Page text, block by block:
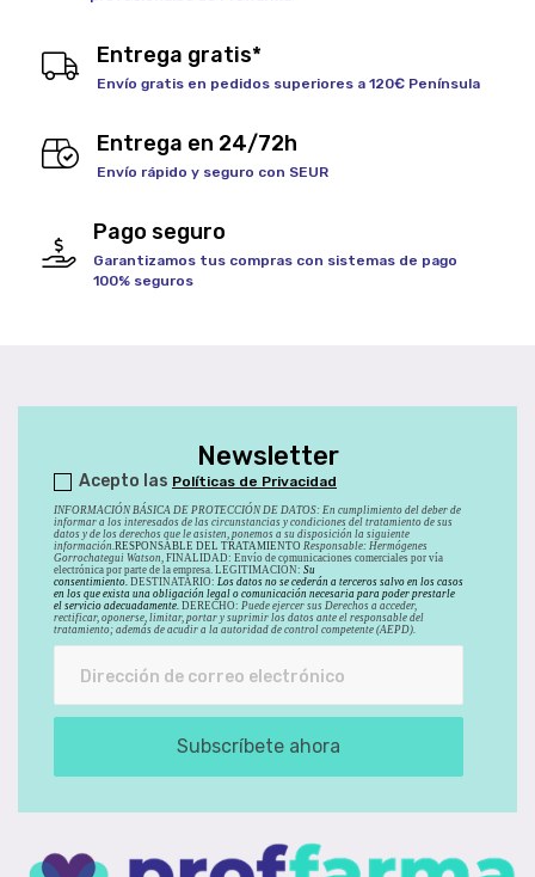
Entrega gratis*
Envío gratis en pedidos superiores a 120€ Península
Entrega en 24/72h
Envío rápido y seguro con SEUR
Pago seguro
Garantizamos tus compras con sistemas de pago
100% seguros
Newsletter
Acepto las Políticas de Privacidad
INFORMACIÓN BÁSICA DE PROTECCIÓN DE DATOS: En cumplimiento del deber de
informar a los interesados de las circunstancias y condiciones del tratamiento de sus
datos y de los derechos que le asisten, ponemos a su disposición la siguiente
información.RESPONSABLE DEL TRATAMIENTO Responsable: Hermógenes
Gorrochategui Watson, FINALIDAD: Envío de comunicaciones comerciales por vía
electrónica por parte de la empresa. LEGITIMACIÓN: Su
consentimiento. DESTINATARIO: Los datos no se cederán a terceros salvo en los casos
en los que exista una obligación legal o comunicación necesaria para poder prestarle
el servicio adecuadamente. DERECHO: Puede ejercer sus Derechos a acceder,
rectificar, oponerse, limitar, portar y suprimir los datos ante el responsable del
tratamiento; además de acudir a la autoridad de control competente (AEPD).
Subscríbete ahora